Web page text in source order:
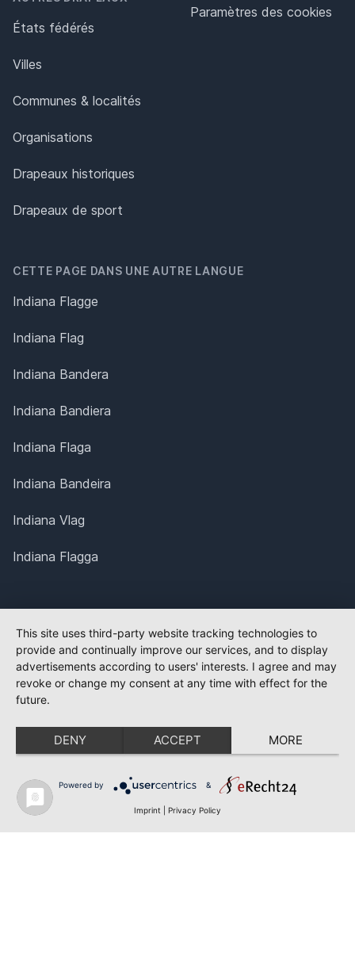
États fédérés
Villes
Communes & localités
Organisations
Drapeaux historiques
Drapeaux de sport
Paramètres des cookies
CETTE PAGE DANS UNE AUTRE LANGUE
Indiana Flagge
Indiana Flag
Indiana Bandera
Indiana Bandiera
Indiana Flaga
Indiana Bandeira
Indiana Vlag
Indiana Flagga
This site uses third-party website tracking technologies to
provide and continually improve our services, and to display
advertisements according to users' interests. I agree and may
revoke or change my consent at any time with effect for the
future.
DENY ACCEPT MORE
Powered by &
Imprint Privacy Policy